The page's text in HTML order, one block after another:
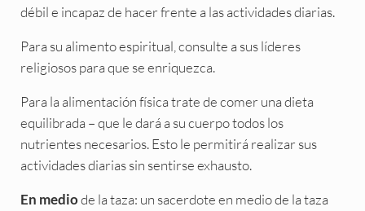
débil e incapaz de hacer frente a las actividades diarias.
Para su alimento espiritual, consulte a sus líderes
religiosos para que se enriquezca.
Para la alimentación física trate de comer una dieta
equilibrada – que le dará a su cuerpo todos los
nutrientes necesarios. Esto le permitirá realizar sus
actividades diarias sin sentirse exhausto.
En mediode la taza: un sacerdote en medio de la taza